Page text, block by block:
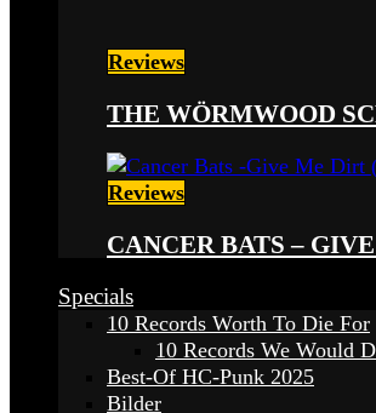
Reviews
THE WÖRMWOOD
Reviews
CANCER BATS –
Specials
10 Records Worth To Die For
10 Records We Would
Best-Of HC-Punk 2025
Bilder